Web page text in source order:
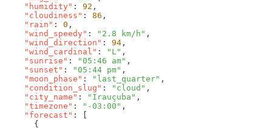
    "humidity"
: 92
    "cloudiness"
: 86
    "rain"
: 0
    "wind_speedy"
: "2.8 km/h"
    "wind_direction"
: 94
    "wind_cardinal"
: "L"
    "sunrise"
: "05:46 am"
    "sunset"
: "05:44 pm"
    "moon_phase"
: "last_quarter"
    "condition_slug"
: "cloud"
    "city_name"
: "Irauçuba"
    "timezone"
: "-03:00"
    "forecast"